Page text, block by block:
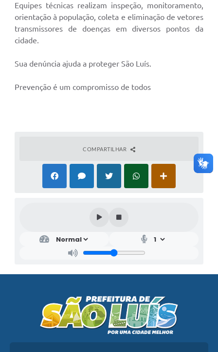
Equipes técnicas realizam inspeção, monitoramento,
orientação à população, coleta e eliminação de vetores
transmissores de doenças em diversos pontos da
cidade.
Sua denúncia ajuda a proteger São Luís.
Prevenção é um compromisso de todos
COMPARTILHAR